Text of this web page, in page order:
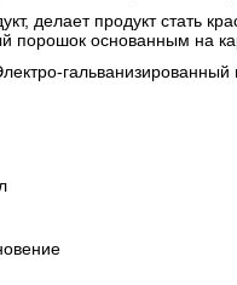
делает продукт стать
порошок основанным на
гальванизированный